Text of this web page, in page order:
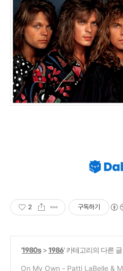
2 구독하기
'1980s>1986' 카테고리의 다른 글
On My Own - Patti LaBelle & Michael McDo